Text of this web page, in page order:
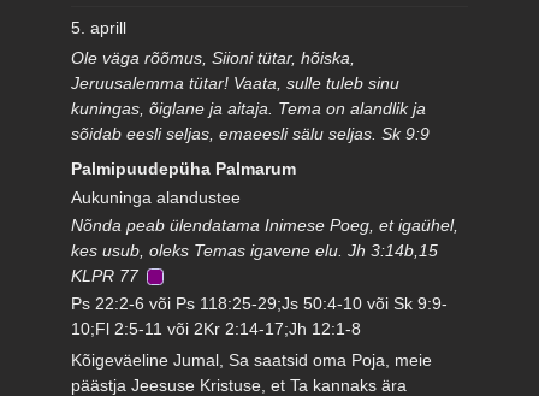
5. aprill
Ole väga rõõmus, Siioni tütar, hõiska,
Jeruusalemma tütar! Vaata, sulle tuleb sinu
kuningas, õiglane ja aitaja. Tema on alandlik ja
sõidab eesli seljas, emaeesli sälu seljas. Sk 9:9
Palmipuudepüha Palmarum
Aukuninga alandustee
Nõnda peab ülendatama Inimese Poeg, et igaühel,
kes usub, oleks Temas igavene elu. Jh 3:14b,15
KLPR 77
Ps 22:2-6 või Ps 118:25-29;Js 50:4-10 või Sk 9:9-
10;Fl 2:5-11 või 2Kr 2:14-17;Jh 12:1-8
Kõigeväeline Jumal, Sa saatsid oma Poja, meie
päästja Jeesuse Kristuse, et Ta kannaks ära